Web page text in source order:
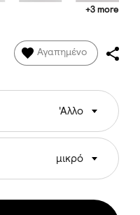
+3 more
Αγαπημένο
'Αλλο
μικρό